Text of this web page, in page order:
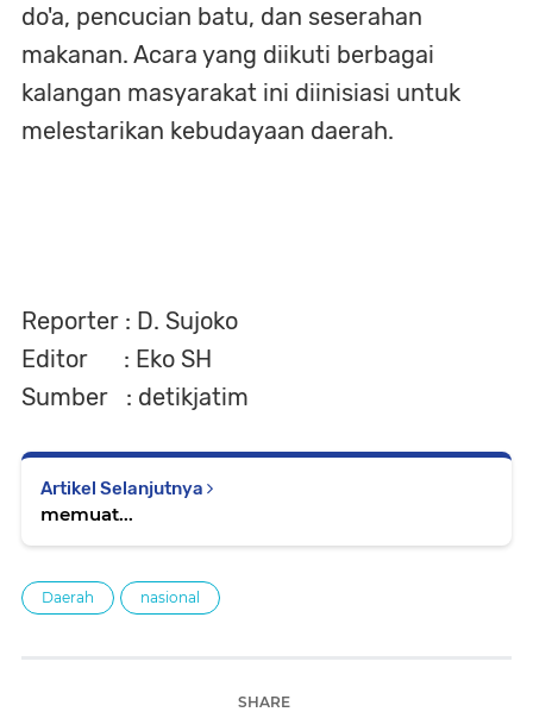
do'a, pencucian batu, dan seserahan
makanan. Acara yang diikuti berbagai
kalangan masyarakat ini diinisiasi untuk
melestarikan kebudayaan daerah.
Reporter : D. Sujoko
Editor : Eko SH
Sumber : detikjatim
Artikel Selanjutnya
memuat...
Daerah nasional
SHARE